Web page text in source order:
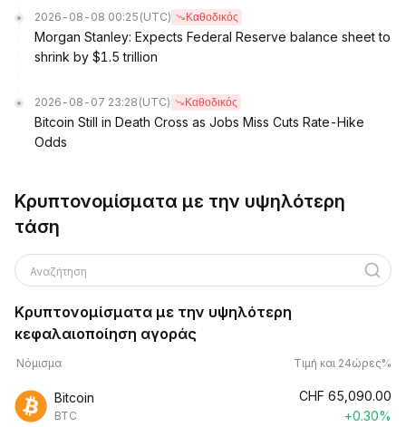
2026-08-08 00:25 (UTC) Καθοδικός
Morgan Stanley: Expects Federal Reserve balance sheet to
shrink by $1.5 trillion
2026-08-07 23:28 (UTC) Καθοδικός
Bitcoin Still in Death Cross as Jobs Miss Cuts Rate-Hike
Odds
Κρυπτονομίσματα με την υψηλότερη
τάση
Αναζήτηση
Κρυπτονομίσματα με την υψηλότερη
κεφαλαιοποίηση αγοράς
Νόμισμα Τιμή και 24ώρες%
Bitcoin
BTC
CHF 65,090.00
+0.30%